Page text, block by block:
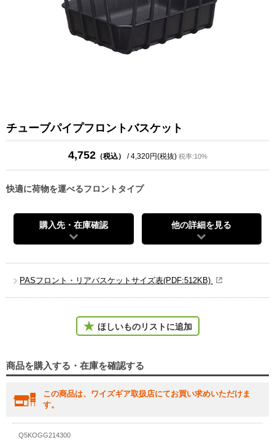
チューブパイプフロントバスケット
4,752（税込） / 4,320円(税抜) 税率:10%
快適に荷物を運べるフロントタイプ
購入先・在庫確認 他の詳細を見る
PASフロント・リアバスケットサイズ表(PDF:512KB)
ほしいものリストに追加
商品を購入する・在庫を確認する
この商品は、ワイズギア取扱店にてお買い求めいただけま
す。
Q5KOGG214300